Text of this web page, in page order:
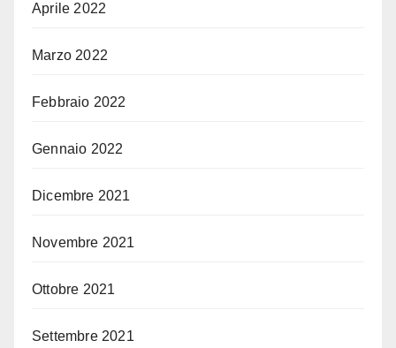
Aprile 2022
Marzo 2022
Febbraio 2022
Gennaio 2022
Dicembre 2021
Novembre 2021
Ottobre 2021
Settembre 2021